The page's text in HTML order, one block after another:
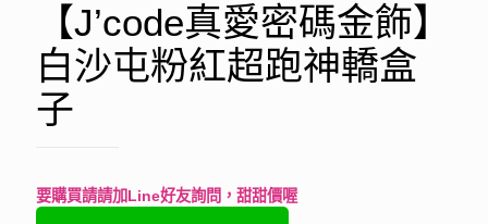
【J’code真愛密碼金飾】
白沙屯粉紅超跑神轎盒
子
要購買請請加Line好友詢問，甜甜價喔